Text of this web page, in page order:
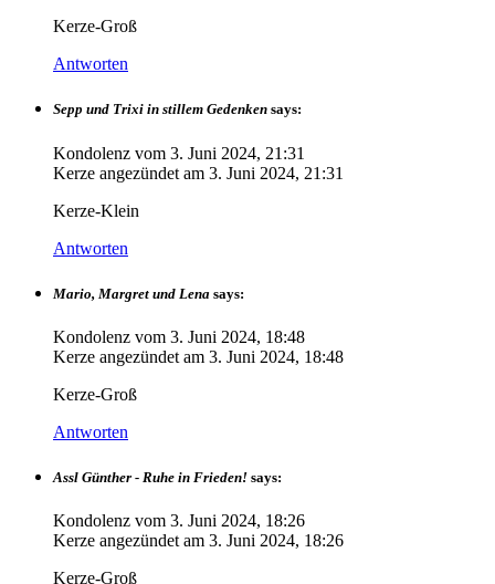
Kerze-Groß
Antworten
Sepp und Trixi in stillem Gedenken says:
Kondolenz vom 3. Juni 2024, 21:31
Kerze angezündet am 3. Juni 2024, 21:31
Kerze-Klein
Antworten
Mario, Margret und Lena says:
Kondolenz vom 3. Juni 2024, 18:48
Kerze angezündet am 3. Juni 2024, 18:48
Kerze-Groß
Antworten
Assl Günther - Ruhe in Frieden! says:
Kondolenz vom 3. Juni 2024, 18:26
Kerze angezündet am 3. Juni 2024, 18:26
Kerze-Groß